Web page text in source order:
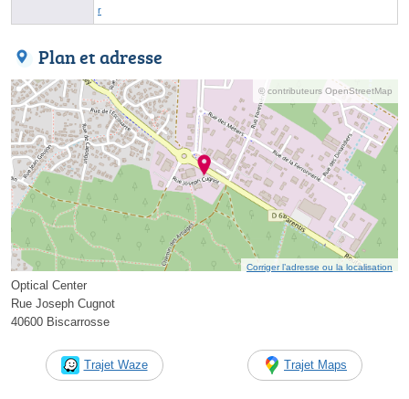
r
Plan et adresse
© contributeurs OpenStreetMap
Corriger l’adresse ou la localisation
Optical Center
Rue Joseph Cugnot
40600 Biscarrosse
Trajet Waze Trajet Maps